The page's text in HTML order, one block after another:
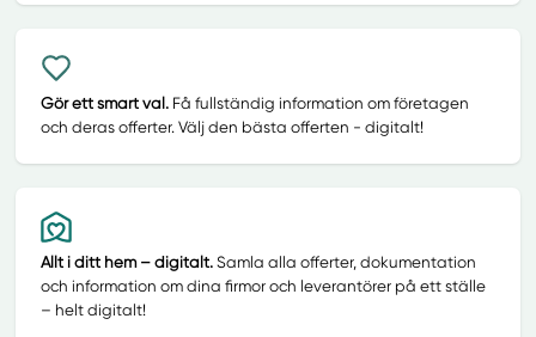
Gör ett smart val.Få fullständig information om företagen
och deras offerter. Välj den bästa offerten - digitalt!
Allt i ditt hem – digitalt.Samla alla offerter, dokumentation
och information om dina firmor och leverantörer på ett ställe
– helt digitalt!